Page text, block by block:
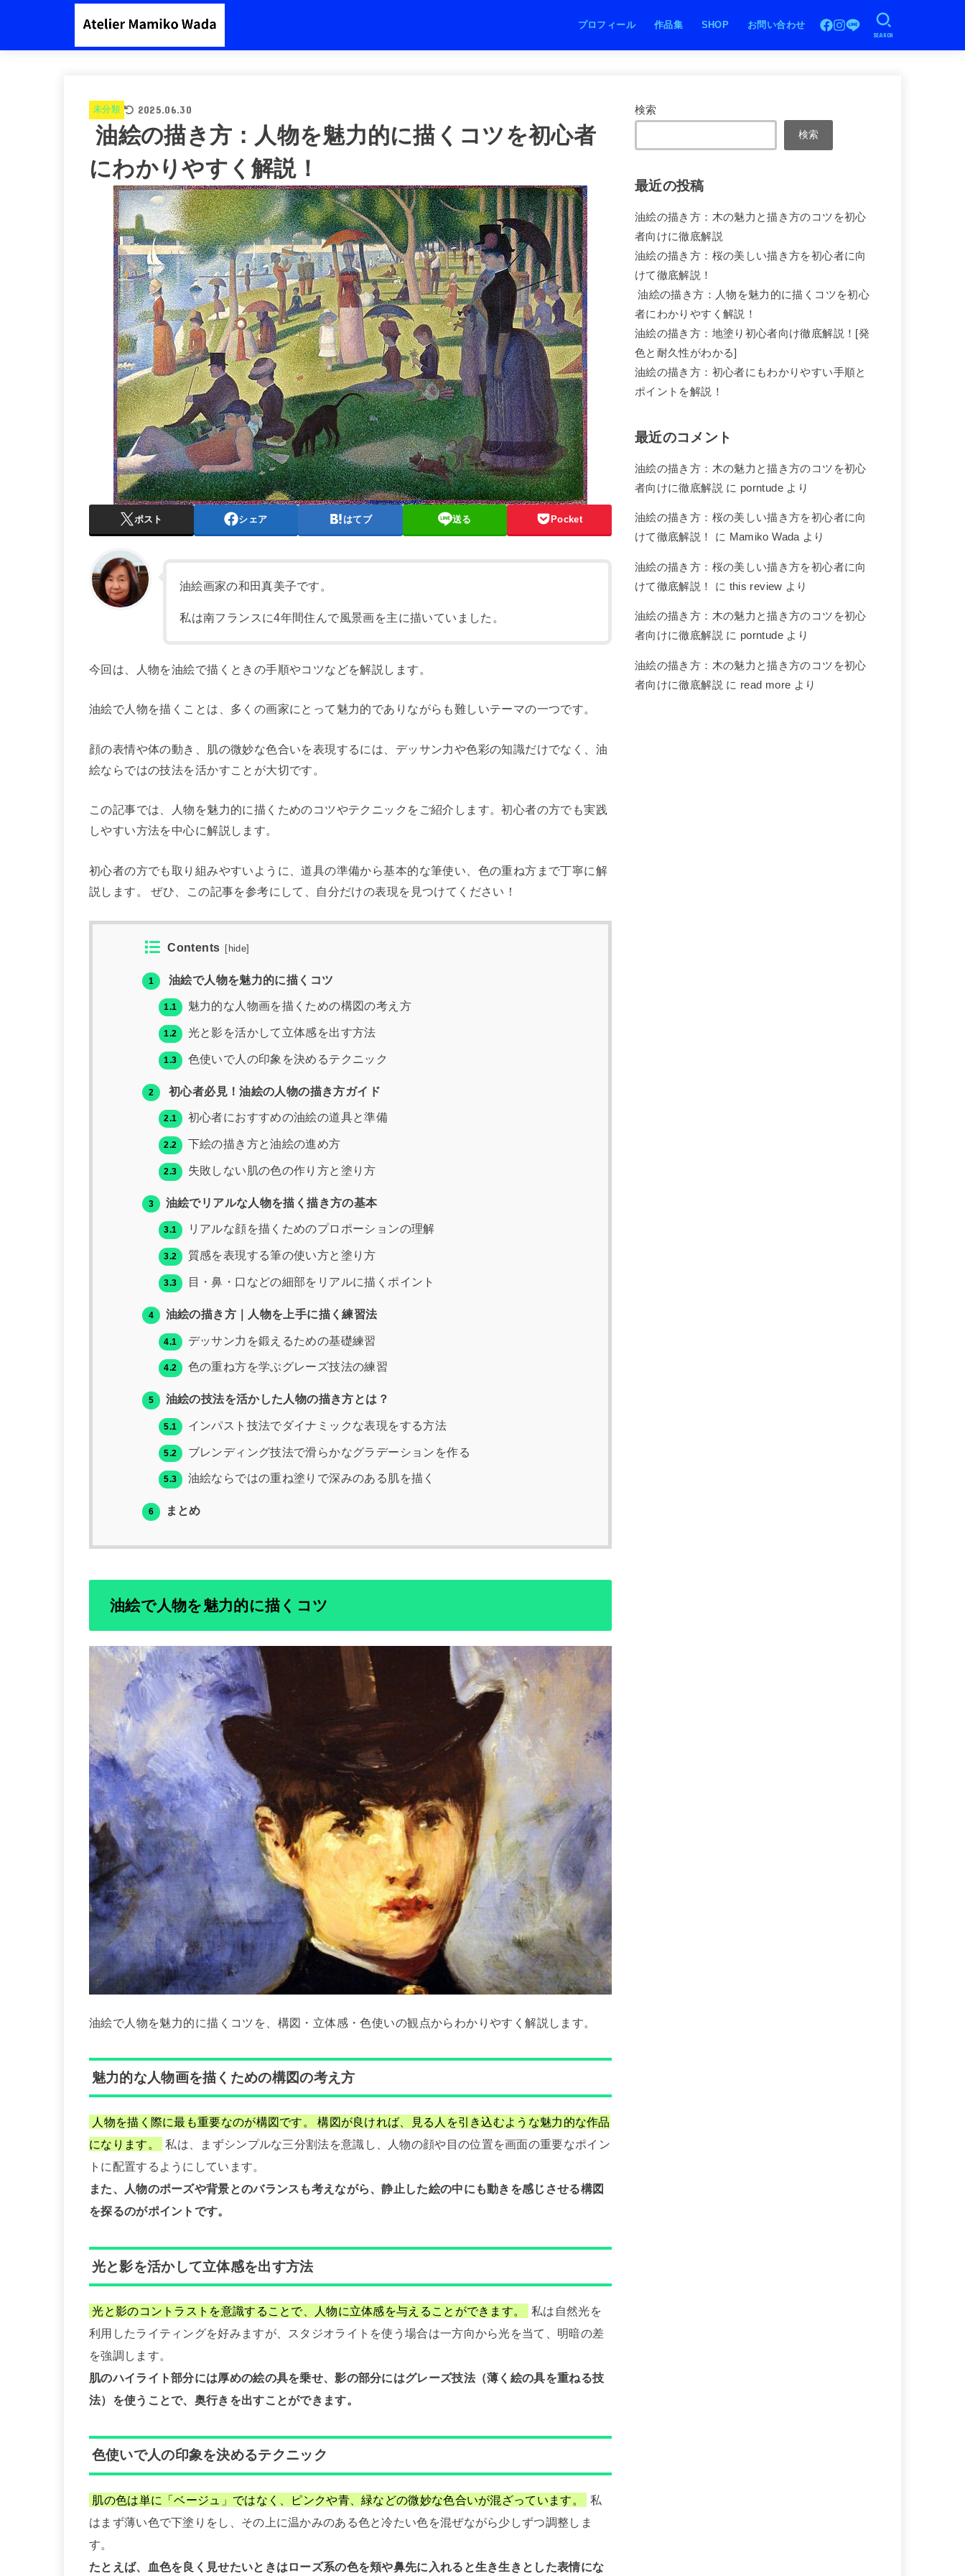
プロフィール 作品集 SHOP お問い合わせ
SEARCH
未分類 2025.06.30
油絵の描き方：人物を魅力的に描くコツを初心者
にわかりやすく解説！
ポスト シェア はてブ 送る Pocket
油絵画家の和田真美子です。
私は南フランスに4年間住んで風景画を主に描いていました。
今回は、人物を油絵で描くときの手順やコツなどを解説します。
油絵で人物を描くことは、多くの画家にとって魅力的でありながらも難しいテーマの一つです。
顔の表情や体の動き、肌の微妙な色合いを表現するには、デッサン力や色彩の知識だけでなく、油
絵ならではの技法を活かすことが大切です。
この記事では、人物を魅力的に描くためのコツやテクニックをご紹介します。初心者の方でも実践
しやすい方法を中心に解説します。
初心者の方でも取り組みやすいように、道具の準備から基本的な筆使い、色の重ね方まで丁寧に解
説します。 ぜひ、この記事を参考にして、自分だけの表現を見つけてください！
Contents [ hide]
1 油絵で人物を魅力的に描くコツ
1.1 魅力的な人物画を描くための構図の考え方
1.2 光と影を活かして立体感を出す方法
1.3 色使いで人の印象を決めるテクニック
2 初心者必見！油絵の人物の描き方ガイド
2.1 初心者におすすめの油絵の道具と準備
2.2 下絵の描き方と油絵の進め方
2.3 失敗しない肌の色の作り方と塗り方
3 油絵でリアルな人物を描く描き方の基本
3.1 リアルな顔を描くためのプロポーションの理解
3.2 質感を表現する筆の使い方と塗り方
3.3 目・鼻・口などの細部をリアルに描くポイント
4 油絵の描き方｜人物を上手に描く練習法
4.1 デッサン力を鍛えるための基礎練習
4.2 色の重ね方を学ぶグレーズ技法の練習
5 油絵の技法を活かした人物の描き方とは？
5.1 インパスト技法でダイナミックな表現をする方法
5.2 ブレンディング技法で滑らかなグラデーションを作る
5.3 油絵ならではの重ね塗りで深みのある肌を描く
6 まとめ
油絵で人物を魅力的に描くコツ
油絵で人物を魅力的に描くコツを、構図・立体感・色使いの観点からわかりやすく解説します。
魅力的な人物画を描くための構図の考え方
人物を描く際に最も重要なのが構図です。 構図が良ければ、見る人を引き込むような魅力的な作品
になります。
私は、まずシンプルな三分割法を意識し、人物の顔や目の位置を画面の重要なポイン
トに配置するようにしています。
また、人物のポーズや背景とのバランスも考えながら、静止した絵の中にも動きを感じさせる構図
を探るのがポイントです。
光と影を活かして立体感を出す方法
光と影のコントラストを意識することで、人物に立体感を与えることができます。
私は自然光を
利用したライティングを好みますが、スタジオライトを使う場合は一方向から光を当て、明暗の差
を強調します。
肌のハイライト部分には厚めの絵の具を乗せ、影の部分にはグレーズ技法（薄く絵の具を重ねる技
法）を使うことで、奥行きを出すことができます。
色使いで人の印象を決めるテクニック
肌の色は単に「ベージュ」ではなく、ピンクや青、緑などの微妙な色合いが混ざっています。
私
はまず薄い色で下塗りをし、その上に温かみのある色と冷たい色を混ぜながら少しずつ調整しま
す。
たとえば、血色を良く見せたいときはローズ系の色を頬や鼻先に入れると生き生きとした表情にな
検索
検索
最近の投稿
油絵の描き方：木の魅力と描き方のコツを初心
者向けに徹底解説
油絵の描き方：桜の美しい描き方を初心者に向
けて徹底解説！
油絵の描き方：人物を魅力的に描くコツを初心
者にわかりやすく解説！
油絵の描き方：地塗り初心者向け徹底解説！[発
色と耐久性がわかる]
油絵の描き方：初心者にもわかりやすい手順と
ポイントを解説！
最近のコメント
油絵の描き方：木の魅力と描き方のコツを初心
者向けに徹底解説 に porntudeより
油絵の描き方：桜の美しい描き方を初心者に向
けて徹底解説！
に Mamiko Wadaより
油絵の描き方：桜の美しい描き方を初心者に向
けて徹底解説！
に this review より
油絵の描き方：木の魅力と描き方のコツを初心
者向けに徹底解説に porntudeより
油絵の描き方：木の魅力と描き方のコツを初心
者向けに徹底解説 に read more より